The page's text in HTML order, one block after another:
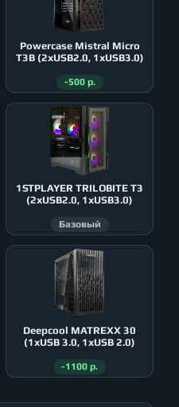
Powercase Mistral Micro
T3B (2xUSB2.0, 1xUSB3.0)
-500 р.
1STPLAYER TRILOBITE T3
(2xUSB2.0, 1xUSB3.0)
Базовый
Deepcool MATREXX 30
(1xUSB 3.0, 1xUSB 2.0)
-1100 р.